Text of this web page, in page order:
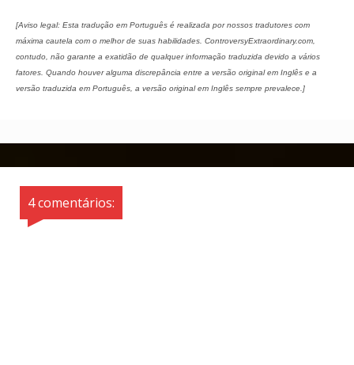
[Aviso legal: Esta tradução em Português é realizada por nossos tradutores com
máxima cautela com o melhor de suas habilidades. ControversyExtraordinary.com,
contudo, não garante a exatidão de qualquer informação traduzida devido a vários
fatores. Quando houver alguma discrepância entre a versão original em Inglês e a
versão traduzida em Português, a versão original em Inglês sempre prevalece.]
4 comentários: